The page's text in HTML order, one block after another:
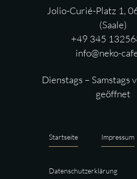
Jolio-Curié-Platz 1,
(Saale)
+49 345
info@neko-
Dienstags – Samstags
geöffnet
Startseite Impressum
Datenschutzerklärung